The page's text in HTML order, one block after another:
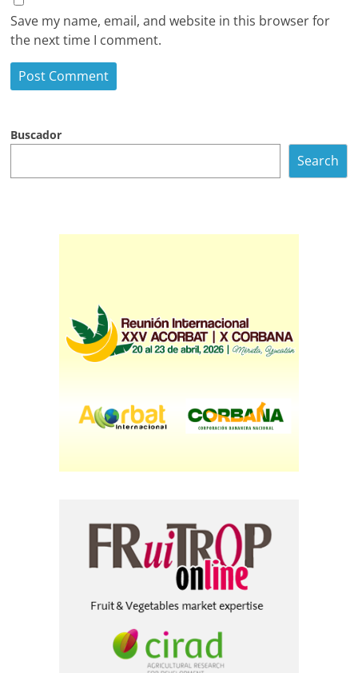
Save my name, email, and website in this browser for
the next time I comment.
Buscador
Search